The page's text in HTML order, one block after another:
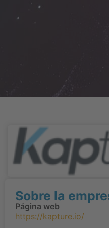
Sobre la
Página web
https://kapture.io/